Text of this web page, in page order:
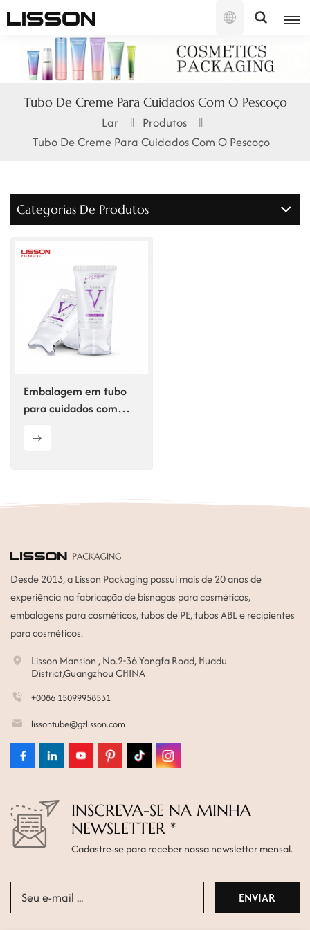
Português
English
français
русский
português
Tubo De Creme Para Cuidados Com O Pescoço
Lar
Produtos
Tubo De Creme Para Cuidados Com O Pescoço
Categorias De Produtos
Embalagem em tubo
para cuidados com
Desde 2013, a Lisson Packaging possui mais de 20 anos de
experiência na fabricação de bisnagas para cosméticos,
embalagens para cosméticos, tubos de PE, tubos ABL e recipientes
para cosméticos.
Lisson Mansion , No.2-36 Yongfa Road, Huadu
District,Guangzhou CHINA
+0086 15099958531
lissontube@gzlisson.com
INSCREVA-SE NA MINHA
NEWSLETTER *
Cadastre-se para receber nossa newsletter mensal.